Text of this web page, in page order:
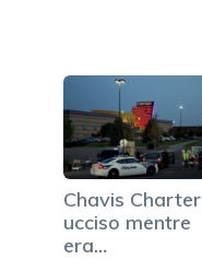
Chavis Charter
ucciso mentre
era